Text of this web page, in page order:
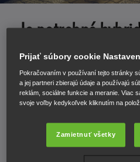
Je potrebné
nabíjať?
Áno. Hybridné vozidlá
akumulátor
vozidlá sa nabíjajú
Prijať súbory cookie
Pokračovaním v používaní tejto stránky
a jej partneri zbierajú údaje a používajú
reklám, sociálne funkcie a meranie. Viac
svoje voľby kedykoľvek kliknutím na
Zamietnuť všetky